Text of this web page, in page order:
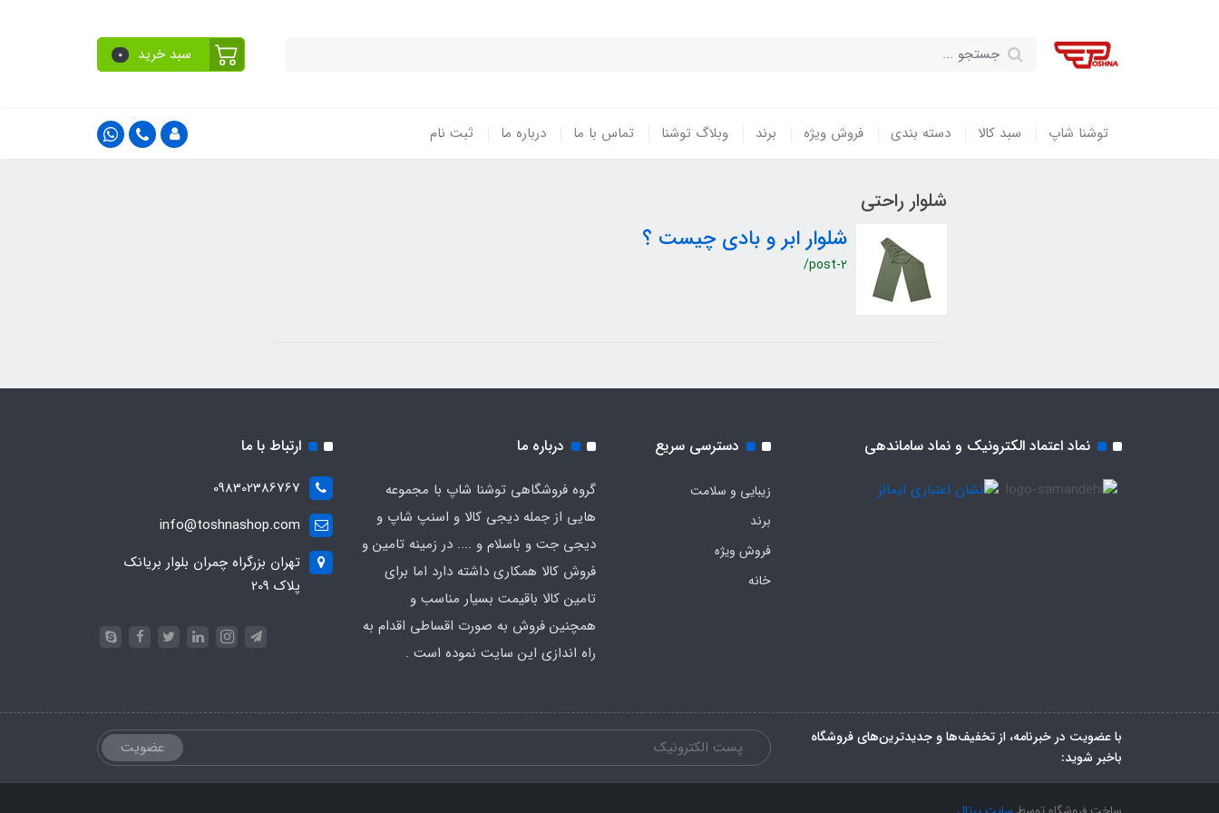
سبد خرید 0
توشنا شاپ سبد کالا دسته بندی فروش ویژه برند وبلاگ توشنا تماس با ما درباره ما ثبت نام
شلوار راحتی
شلوار ابر و بادی چیست ؟
/post-2
نماد اعتماد الکترونیک و نماد ساماندهی دسترسی سریع
زیبایی و سلامت
برند
فروش ویژه
خانه
درباره ما
گروه فروشگاهی توشنا شاپ با مجموعه
هایی از جمله دیجی کالا و اسنپ شاپ و
دیجی جت و باسلام و .... در زمینه تامین و
فروش کالا همکاری داشته دارد اما برای
تامین کالا باقیمت بسیار مناسب و
همچنین فروش به صورت اقساطی اقدام به
راه اندازی این سایت نموده است .
ارتباط با ما
098302386767
info@toshnashop.com
تهران بزرگراه چمران بلوار بریانک
پلاک 209
با عضویت در خبرنامه، از تخفیف‌ها و جدیدترین‌های فروشگاه
باخبر شوید:
عضویت